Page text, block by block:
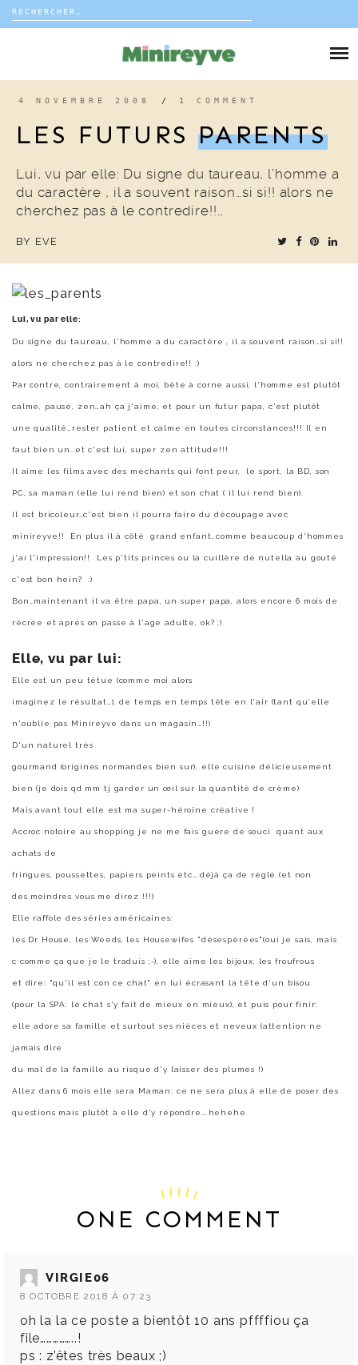
Rechercher :
DÉCO
VOYAGE
4 NOVEMBRE 2008 / 1 COMMENT
LES FUTURSPARENTS
Lui, vu par elle: Du signe du taureau, l’homme a
du caractère , il a souvent raison…si si!! alors ne
cherchez pas à le contredire!!…
BY EVE
Lui, vu par elle:
Du signe du taureau, l'homme a du caractère , il a souvent raison…si si!!
alors ne cherchez pas à le contredire!! :)
Par contre, contrairement à moi, bête à corne aussi, l'homme est plutôt
calme, pausé, zen…ah ça j'aime, et pour un futur papa, c'est plutôt
une qualité…rester patient et calme en toutes circonstances!!! Il en
faut bien un..et c'est lui, super zen attitude!!!
Il aime les films avec des méchants qui font peur, le sport, la BD, son
PC, sa maman (elle lui rend bien) et son chat ( il lui rend bien).
Il est bricoleur…c'est bien il pourra faire du découpage avec
minireyve!! En plus il à côté grand enfant…comme beaucoup d'hommes
j'ai l'impression!! Les p'tits princes ou la cuillère de nutella au gouté
c'est bon hein? :)
Bon…maintenant il va être papa, un super papa, alors encore 6 mois de
récrée et aprés on passe à l'age adulte, ok? ;)
Elle, vu par lui:
Elle est un peu têtue (comme moi alors
imaginez le résultat…), de temps en temps tête en l'air (tant qu'elle
n'oublie pas Minireyve dans un magasin…!!)
D'un naturel très
gourmand (origines normandes bien sur), elle cuisine délicieusement
bien (je dois qd mm tj garder un œil sur la quantité de crème)
Mais avant tout elle est ma super-héroïne créative !
Accroc notoire au shopping je ne me fais guère de souci quant aux
achats de
fringues, poussettes, papiers peints etc….déjà ça de réglé (et non
des moindres vous me direz !!!)
Elle raffole des séries américaines:
les Dr House, les Weeds, les Housewifes "désespérées"(oui je sais, mais
c comme ça que je le traduis ;-), elle aime les bijoux, les froufrous
et dire: "qu'il est con ce chat" en lui écrasant la tête d'un bisou
(pour la SPA: le chat s'y fait de mieux en mieux), et puis pour finir:
elle adore sa famille et surtout ses nièces et neveux (attention ne
jamais dire
du mal de la famille au risque d'y laisser des plumes !)
Allez dans 6 mois elle sera Maman: ce ne sera plus à elle de poser des
questions mais plutôt à elle d'y répondre….hehehe
ONE COMMENT
VIRGIE06
8 OCTOBRE 2018 À 07:23
oh la la ce poste a bientôt 10 ans pffffiou ça
file……………..!
ps : z’êtes très beaux ;)